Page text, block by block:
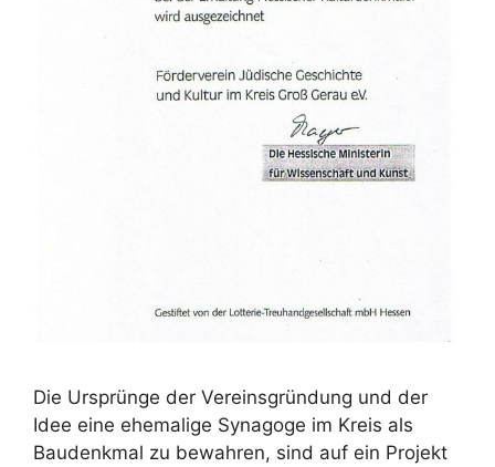
Die Ursprünge der Vereinsgründung und der
Idee eine ehemalige Synagoge im Kreis als
Baudenkmal zu bewahren, sind auf ein Projekt